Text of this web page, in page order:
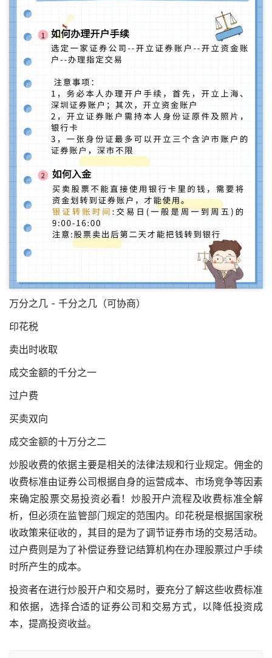
万分之几 - 千分之几（可协商）
印花税
卖出时收取
成交金额的千分之一
过户费
买卖双向
成交金额的十万分之二
炒股收费的依据主要是相关的法律法规和行业规定。佣金的
收费标准由证券公司根据自身的运营成本、市场竞争等因素
来确定股票交易投资必看！炒股开户流程及收费标准全解
析，但必须在监管部门规定的范围内。印花税是根据国家税
收政策来征收的，其目的是为了调节证券市场的交易活动。
过户费则是为了补偿证券登记结算机构在办理股票过户手续
时所产生的成本。
投资者在进行炒股开户和交易时，要充分了解这些收费标准
和依据，选择合适的证券公司和交易方式，以降低投资成
本，提高投资收益。